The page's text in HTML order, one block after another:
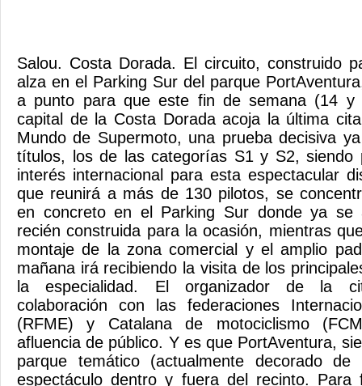
Salou. Costa Dorada. El circuito, construido
alza en el Parking Sur del parque
a punto para que este fin de semana (14 y
capital de la Costa Dorada acoja la última
Mundo de Supermoto, una prueba decisiva
títulos, los de las categorías S1 y S2, siendo
interés internacional para esta espectacular
que reunirá a más de 130 pilotos, se
en concreto en el Parking Sur donde ya se
recién construida para la ocasión, mientras
montaje de la zona comercial y el amplio
mañana irá recibiendo la visita de los
la especialidad. El organizador de la
colaboración con las federaciones
(RFME) y Catalana de motociclismo
afluencia de público. Y es que PortAventura,
parque temático (actualmente decorado de
espectáculo dentro y fuera del recinto. Para